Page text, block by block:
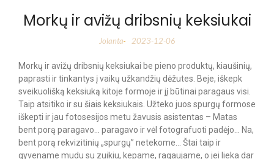
Morkų ir avižų dribsnių keksiukai
Jolanta- 2023-12-06
Morkų ir avižų dribsnių keksiukai be pieno produktų, kiaušinių,
paprasti ir tinkantys į vaikų užkandžių dėžutes. Beje, iškepk
sveikuolišką keksiuką kitoje formoje ir jį būtinai paragaus visi.
Taip atsitiko ir su šiais keksiukais. Užteko juos spurgų formose
iškepti ir jau fotosesijos metu žavusis asistentas – Matas
bent porą paragavo… paragavo ir vėl fotografuoti padėjo… Na,
bent porą rekvizitinių „spurgų” netekome… Štai taip ir
gyvename mudu su zuikiu, kepame, ragaujame, o jei lieka dar